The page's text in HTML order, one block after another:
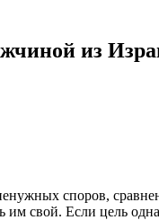
из
споров,
свой. Если цель